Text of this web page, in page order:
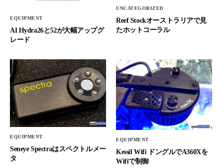
EQUIPMENT
AI Hydra26と52が大幅アップグ
レード
UNCATEGORIZED
Reef Stockオーストラリアで見
たホットコーラル
EQUIPMENT
Seneye Spectraはスペクトルメー
タ
EQUIPMENT
Kessil Wifi ドングルでA360Xを
Wifiで制御